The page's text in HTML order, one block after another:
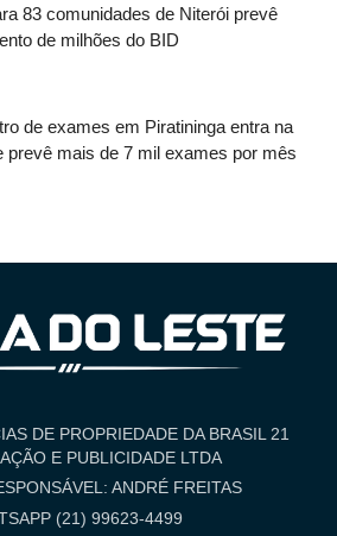
83 comunidades de Niterói prevê
de milhões do BID
de exames em Piratininga entra na
prevê mais de 7 mil exames por mês
DE PROPRIEDADE DA BRASIL 21
E PUBLICIDADE LTDA
ANDRÉ FREITAS
(21) 99623-4499